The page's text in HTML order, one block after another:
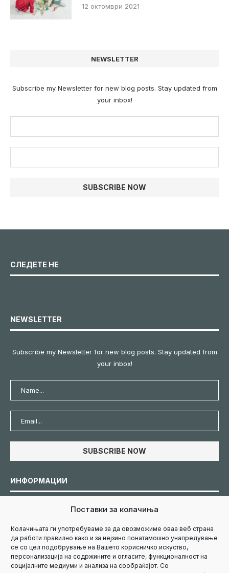
Поставки за колачиња
Колачињата ги употребуваме за да овозможиме оваа веб страна
да работи правилно како и за нејзино понатамошно унапредување
се со цел подобрување на Вашето корисничко искуство,
персонализација на содржините и огласите, функционалност на
социјалните медиуми и анализа на сообраќајот. Со
12 октомври 2021
NEWSLETTER
Subscribe my Newsletter for new blog posts. Stay updated from
your inbox!
СЛЕДЕТЕ НЕ
NEWSLETTER
Subscribe my Newsletter for new blog posts. Stay updated from
your inbox!
ИНФОРМАЦИИ
Политика за приватност